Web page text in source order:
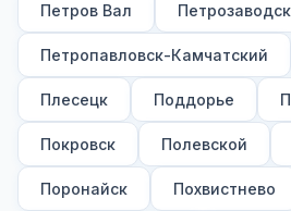
Петров Вал Петрозаводск
Петропавловск-Камчатский
Плесецк Поддорье
Покровск Полевской
Поронайск Похвистнево